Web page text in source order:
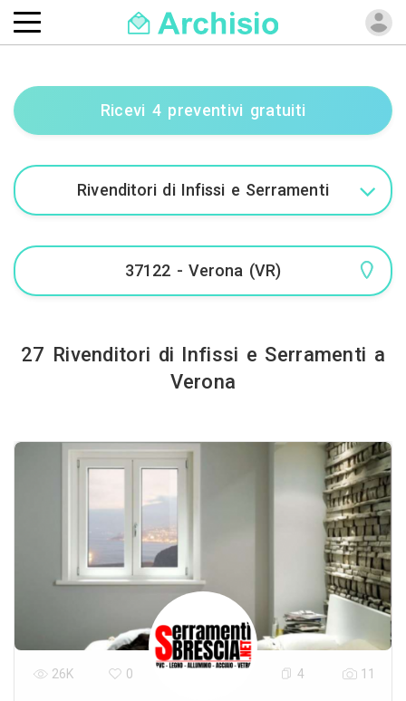
Ricevi 4 preventivi gratuiti
27 Rivenditori di Infissi e Serramenti a
Verona
26K 0 4 11